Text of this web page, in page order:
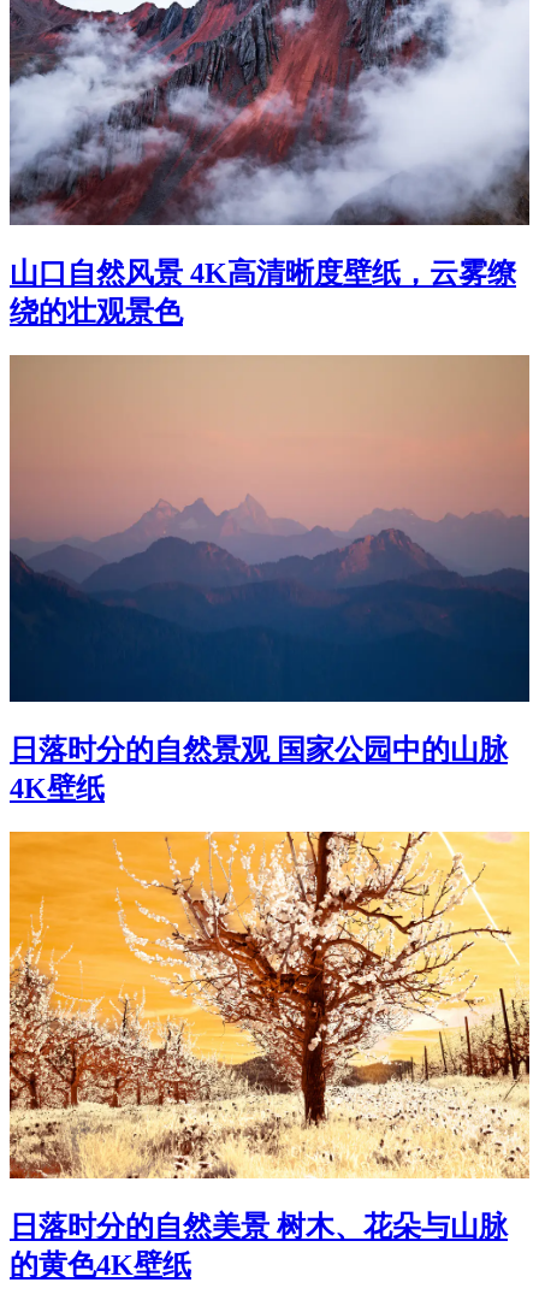
山口自然风景 4K高清晰度壁纸，云雾缭
绕的壮观景色
日落时分的自然景观 国家公园中的山脉
4K壁纸
日落时分的自然美景 树木、花朵与山脉
的黄色4K壁纸